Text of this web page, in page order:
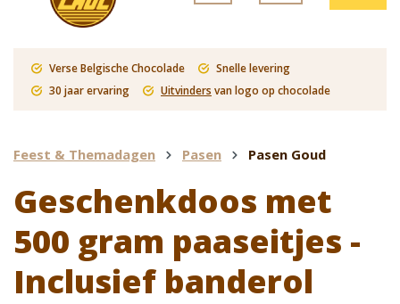
Verse Belgische Chocolade
Snelle levering
30 jaar ervaring
Uitvinders van logo op chocolade
Feest & Themadagen Pasen Pasen Goud
Geschenkdoos met
500 gram paaseitjes -
Inclusief banderol